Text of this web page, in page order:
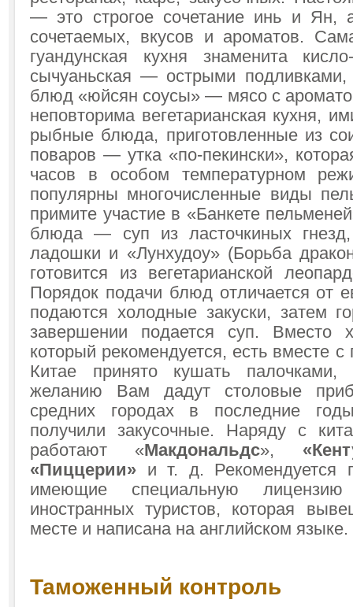
— это строгое сочетание инь и Ян,
сочетаемых, вкусов и ароматов.
гуандунская кухня знаменита
сычуаньская — острыми
блюд «юйсян соусы» — мясо с
неповторима вегетарианская кухня,
рыбные блюда, приготовленные из
поваров — утка «по-пекински»,
часов в особом температурном
популярны многочисленные виды
примите участие в «Банкете
блюда — суп из ласточкиных
ладошки и «Лунхудоу» (Борьба
готовится из вегетарианской
Порядок подачи блюд отличается от
подаются холодные закуски, затем
завершении подается суп. Вместо
который рекомендуется, есть вместе
Китае принято кушать
желанию Вам дадут столовые
средних городах в последние
получили закусочные. Наряду с
работают «Макдональдс»,
«Пиццерии» и т. д. Рекомендуется
имеющие специальную
иностранных туристов, которая
месте и написана на английском языке.
Таможенный контроль